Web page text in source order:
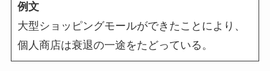
例文
大型ショッピングモールができたことにより、
個人商店は衰退の一途をたどっている。